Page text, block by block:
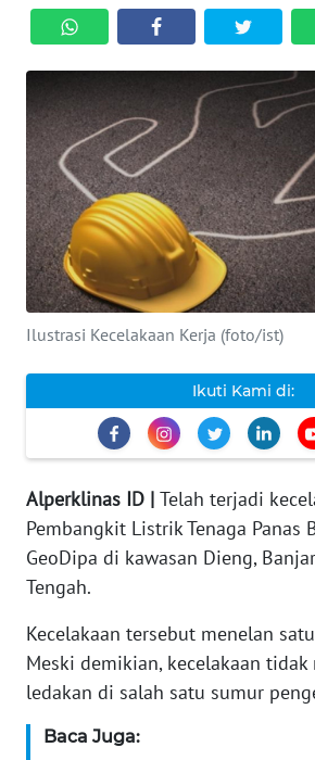
Ilustrasi Kecelakaan Kerja (foto/ist)
Ikuti Kami di:
Alperklinas ID | Telah terjadi
Pembangkit Listrik Tenaga Panas
GeoDipa di kawasan Dieng,
Tengah.
Kecelakaan tersebut menelan
Meski demikian, kecelakaan
ledakan di salah satu sumur
Baca Juga:
TOKOH
Informasi
INDEKS
BERITA
KONTAK
KAMI
INFO
IKLAN
KAMI
PEDOMAN
MEDIA
SIBER
REDAKSI
KARIR
DISCLAIMER
Wahana